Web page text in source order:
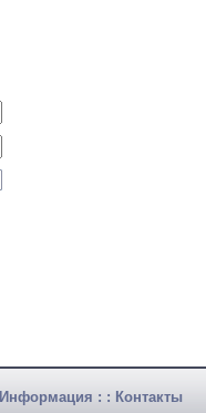
Информация : : Контакты